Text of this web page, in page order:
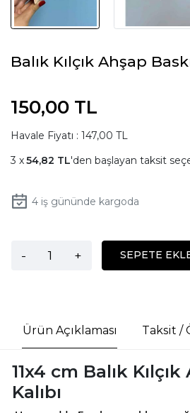
Balık Kılçık Ahşap
150,00 TL
Havale Fiyatı : 147,00 TL
54,82 TL'den başlayan taksit
4iş gününde kargoda
- + SEPETE
Ürün Açıklaması Taksit /
11x4 cm Balık
Kalıbı